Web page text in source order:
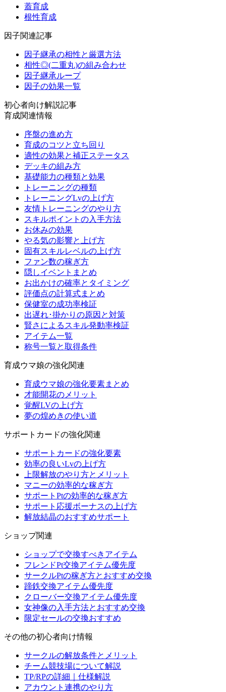
蓋育成
根性育成
因子関連記事
因子継承の相性と厳選方法
相性◎(二重丸)の組み合わせ
因子継承ループ
因子の効果一覧
初心者向け解説記事
育成関連情報
序盤の進め方
育成のコツと立ち回り
適性の効果と補正ステータス
デッキの組み方
基礎能力の種類と効果
トレーニングの種類
トレーニングLvの上げ方
友情トレーニングのやり方
スキルポイントの入手方法
お休みの効果
やる気の影響と上げ方
固有スキルレベルの上げ方
ファン数の稼ぎ方
隠しイベントまとめ
お出かけの確率とタイミング
評価点の計算式まとめ
保健室の成功率検証
出遅れ･掛かりの原因と対策
賢さによるスキル発動率検証
アイテム一覧
称号一覧と取得条件
育成ウマ娘の強化関連
育成ウマ娘の強化要素まとめ
才能開花のメリット
覚醒LVの上げ方
夢の煌めきの使い道
サポートカードの強化関連
サポートカードの強化要素
効率の良いLvの上げ方
上限解放のやり方とメリット
マニーの効率的な稼ぎ方
サポートPtの効率的な稼ぎ方
サポート応援ボーナスの上げ方
解放結晶のおすすめサポート
ショップ関連
ショップで交換すべきアイテム
フレンドPt交換アイテム優先度
サークルPtの稼ぎ方とおすすめ交換
蹄鉄交換アイテム優先度
クローバー交換アイテム優先度
女神像の入手方法とおすすめ交換
限定セールの交換おすすめ
その他の初心者向け情報
サークルの解放条件とメリット
チーム競技場について解説
TP/RPの詳細｜仕様解説
アカウント連携のやり方